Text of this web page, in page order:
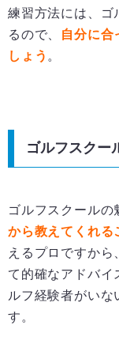
練習方法には、ゴ
るので、
自分に合
しょう 。
ゴルフスクー
ゴルフスクールの
から教えてくれる
えるプロですか
て的確なアドバイ
ルフ経験者がいな
す。